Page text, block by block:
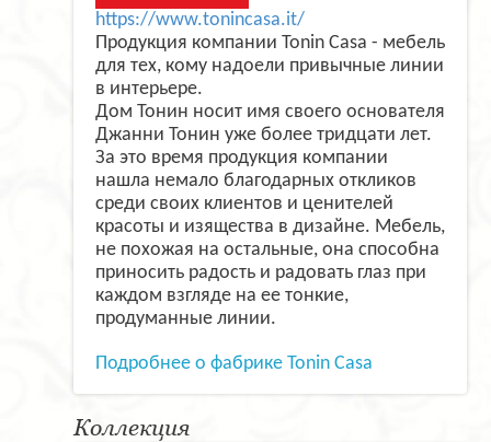
https://www.tonincasa.it/
Продукция компании Tonin Casa - мебель
для тех, кому надоели привычные линии
в интерьере.
Дом Тонин носит имя своего основателя
Джанни Тонин уже более тридцати лет.
За это время продукция компании
нашла немало благодарных откликов
среди своих клиентов и ценителей
красоты и изящества в дизайне. Мебель,
не похожая на остальные, она способна
приносить радость и радовать глаз при
каждом взгляде на ее тонкие,
продуманные линии.
Подробнее о фабрике Tonin Casa
Коллекция